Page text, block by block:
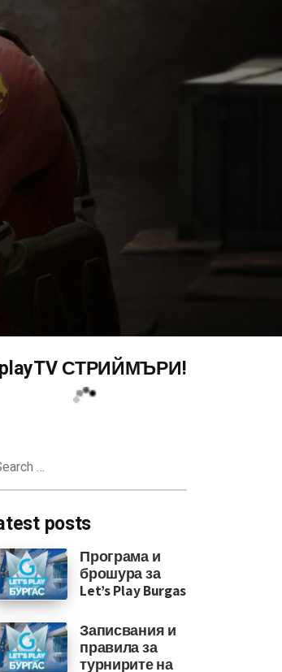
за електронния спорт
СТРИЙМЪРИ!
posts
Програма и
брошура за
Let’s Play Burgas
Записвания и
правила за
турнирите на